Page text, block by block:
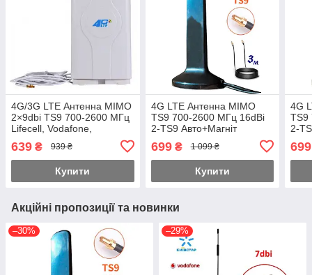
4G/3G LTE Антенна MIMO
2×9dbi TS9 700-2600 МГц
Lifecell, Vodafone,
639 ₴ 939 ₴
Купити
4G LTE Антенна MIMO
TS9 700-2600 МГц 16dBi
2-TS9 Авто+Магніт
699₴ 1 099 ₴
Купити
4G
TS9
2-
699
Акційні пропозиції та новинки
–30% –29%